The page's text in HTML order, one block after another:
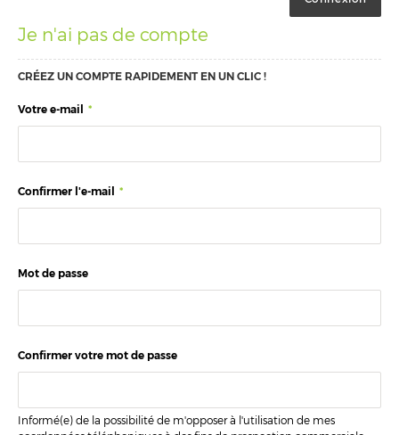
Je n'ai pas de compte
CRÉEZ UN COMPTE RAPIDEMENT EN UN CLIC !
Votre e-mail *
Confirmer l'e-mail *
Mot de passe
Confirmer votre mot de passe
Informé(e) de la possibilité de m'opposer à l'utilisation de mes